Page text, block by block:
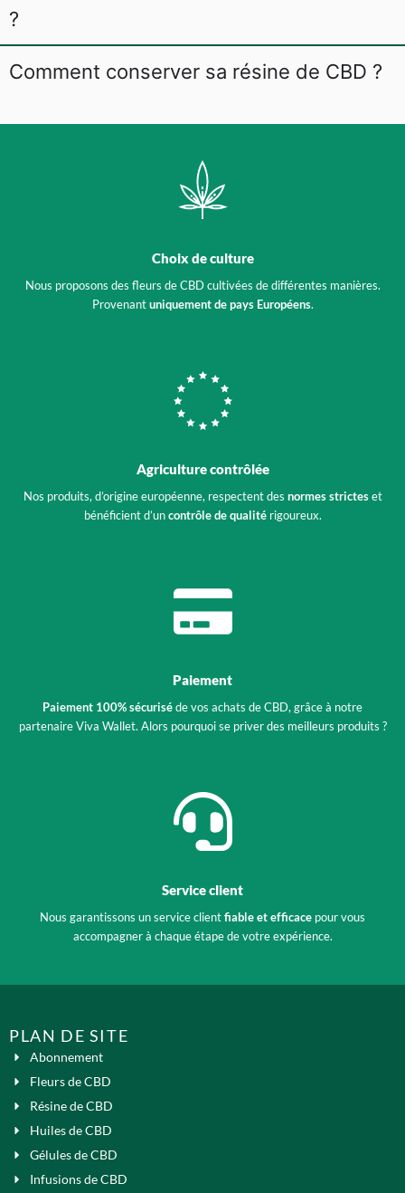
?
Comment conserver sa résine de CBD ?
Choix de culture
Nous proposons des fleurs de CBD cultivées de différentes manières.
Provenantuniquement de pays Européens.
Agriculture contrôlée
Nos produits, d’origine européenne, respectent des normes stricteset
bénéficient d’uncontrôle de qualitérigoureux.
Paiement
Paiement 100% sécuriséde vos achats de CBD, grâce à notre
partenaire Viva Wallet. Alors pourquoi se priver des meilleurs produits ?
Service client
Nous garantissons un service clientfiable et efficace pour vous
accompagner à chaque étape de votre expérience.
PLAN DE SITE
Abonnement
Fleurs de CBD
Résine de CBD
Huiles de CBD
Gélules de CBD
Infusions de CBD